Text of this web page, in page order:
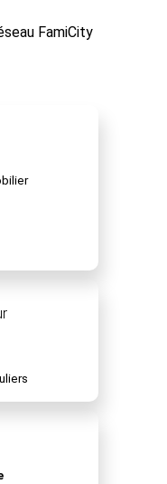
FamiCity